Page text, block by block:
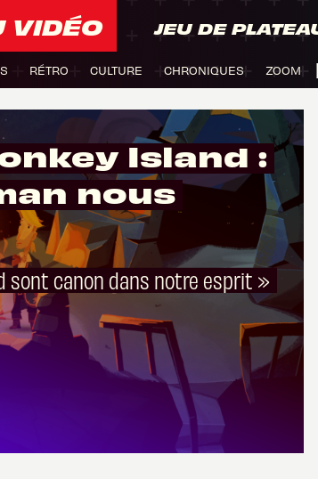
VIDÉO JEU DE
RÉTRO CULTURE CHRONIQUES ZOOM
Island :
nous
sont canon dans notre esprit »